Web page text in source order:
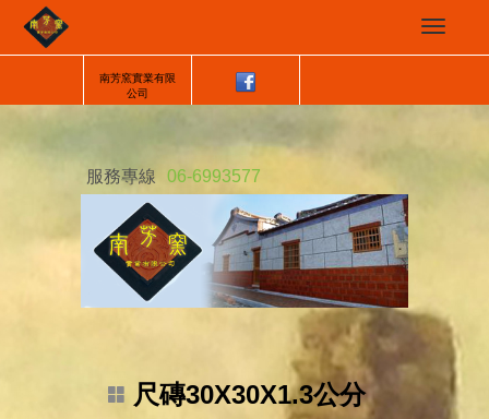
南芳窯實業有限
公司
服務專線 06-6993577
尺磚30X30X1.3公分